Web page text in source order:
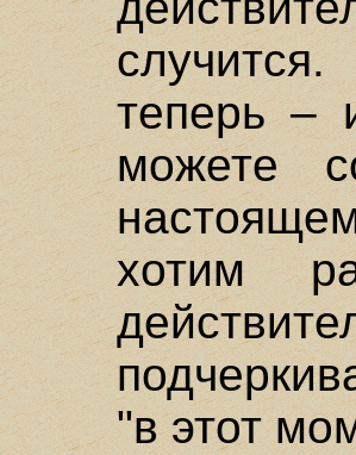
теперь –
можете
хотим
"в этот